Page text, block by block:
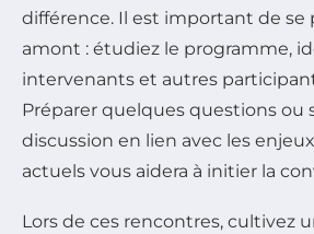
différence. Il est important de se
amont : étudiez le programme,
intervenants et autres
Préparer quelques questions ou
discussion en lien avec les
actuels vous aidera à initier la
Lors de ces rencontres, cultivez